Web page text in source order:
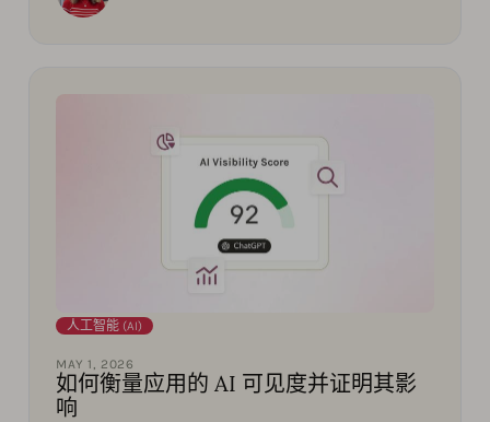
人工智能 (AI)
MAY 1, 2026
如何衡量应用的 AI 可见度并证明其影
响